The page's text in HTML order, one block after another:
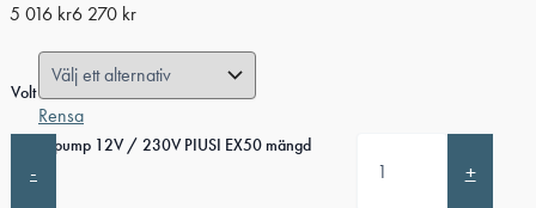
5 016 kr6 270 kr
Volt
Rensa
-
Bensinpump 12V / 230V PIUSI EX50 mängd
+